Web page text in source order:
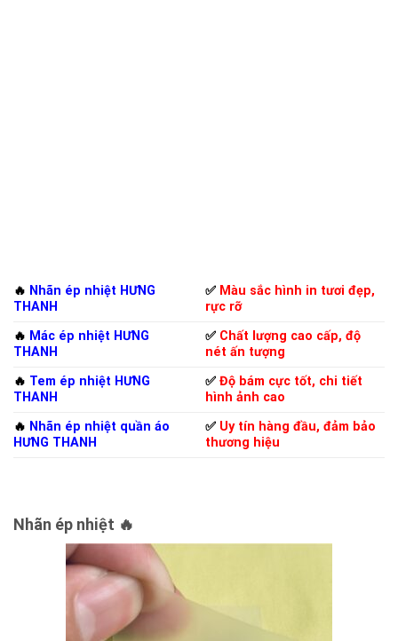
🔥 Nhãn ép nhiệt HƯNG
THANH
✅ Màu sắc hình in tươi đẹp,
rực rỡ
🔥 Mác ép nhiệt HƯNG
THANH
✅ Chất lượng cao cấp, độ
nét ấn tượng
🔥 Tem ép nhiệt HƯNG
THANH
✅Độ bám cực tốt, chi tiết
hình ảnh cao
🔥 Nhãn ép nhiệt quần áo
HƯNG THANH
✅ Uy tín hàng đầu, đảm bảo
thương hiệu
Nhãn ép nhiệt 🔥